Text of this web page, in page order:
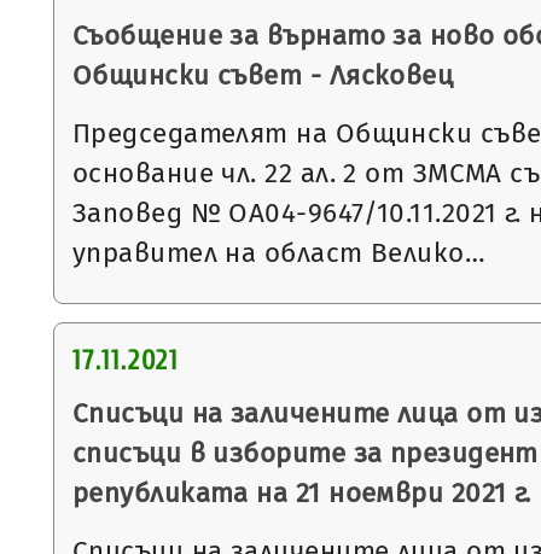
Съобщение за върнато за ново
Общински съвет - Лясковец
Председателят на Общински
основание чл. 22 ал. 2 от ЗМСМА
Заповед № ОА04-9647/10.11.2021 г.
управител на област Велико…
17.11.2021
Списъци на заличените лица от
списъци в изборите за
републиката на 21 ноември 2021 г.